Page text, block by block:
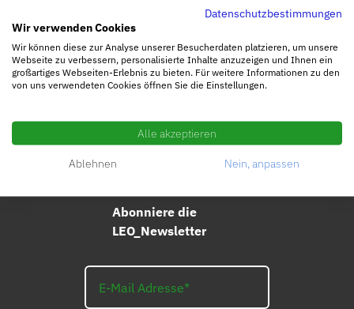
Tritt unserer Facebook Community bei.
Abonniere die
LEO_Newsletter
Datenschutzbestimmungen
Wir verwenden Cookies
Wir können diese zur Analyse unserer Besucherdaten platzieren, um unsere
Webseite zu verbessern, personalisierte Inhalte anzuzeigen und Ihnen ein
großartiges Webseiten-Erlebnis zu bieten. Für weitere Informationen zu den
von uns verwendeten Cookies öffnen Sie die Einstellungen.
Alle akzeptieren
Ablehnen Nein, anpassen